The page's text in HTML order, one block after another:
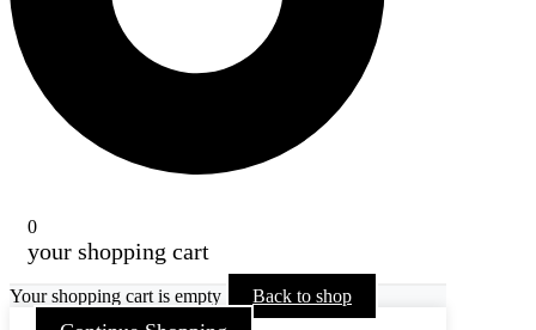
0
your shopping cart
Your shopping cart is empty Back to shop